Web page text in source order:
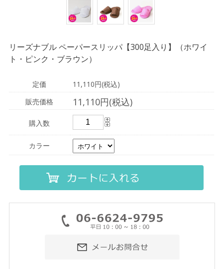
リーズナブル ペーパースリッパ【300足入り】（ホワイ
ト・ピンク・ブラウン）
定価
11,110円(税込)
販売価格
11,110円(税込)
購入数
カラー